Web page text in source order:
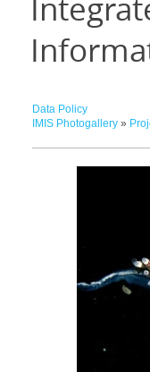
Data Policy
IMIS Photogallery»